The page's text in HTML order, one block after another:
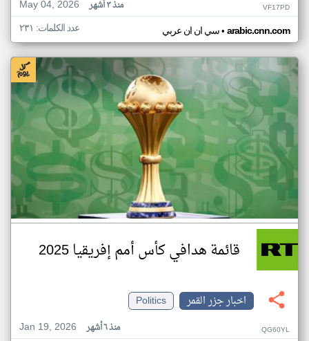
May 04, 2026
منذ ٣ أشهر VF17PD
سي ان ان عربي• arabic.cnn.com عدد الكلمات: ٢٣١
قائمة هدافي كأس أمم إفريقيا 2025
اخبار جزر القمر
Politics
Jan 19, 2026
منذ ٦ أشهر QG60YL